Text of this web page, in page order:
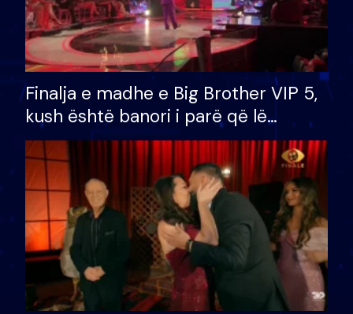
Finalja e madhe e Big Brother VIP 5,
kush është banori i parë që lë
shtëpinë dhe humb mundësinë për
të fituar çmimin e madh